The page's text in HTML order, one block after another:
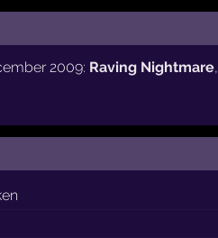
2009: Raving Nightmare,